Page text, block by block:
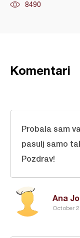
8490
Komentari
Ana
October
Probala sam
pasulj samo
Pozdrav!